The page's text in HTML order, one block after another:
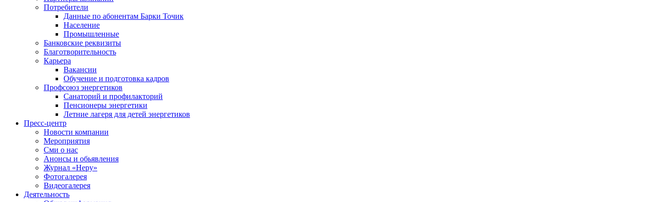
Потребители
Данные по абонентам Барки Точик
Население
Промышленные
Банковские реквизиты
Благотворительность
Карьера
Вакансии
Обучение и подготовка кадров
Профсоюз энергетиков
Санаторий и профилакторий
Пенсионеры энергетики
Летние лагеря для детей энергетиков
Пресс-центр
Новости компании
Мероприятия
Сми о нас
Анонсы и обьявления
Журнал «Неру»
Фотогалерея
Видеогалерея
Деятельность